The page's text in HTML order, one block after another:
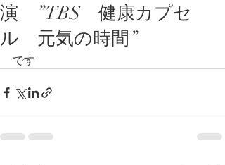
演 ”TBS 健康カプセ
ル 元気の時間”
です